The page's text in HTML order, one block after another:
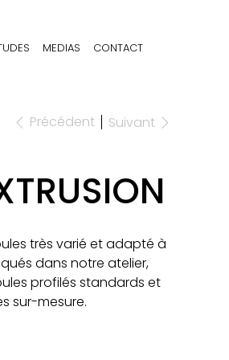
MEDIAS CONTACT
Précédent Suivant
très varié et adapté à
dans notre atelier,
profilés standards et
sur-mesure.